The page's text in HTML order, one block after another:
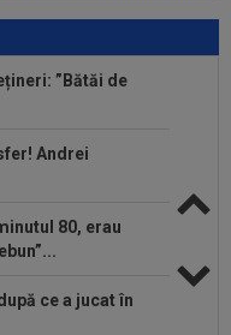
”Bătăi de
Andrei
80, erau
ce a jucat în